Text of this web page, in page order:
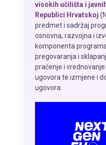
visokih učilišta i
Republici Hrvatskoj
predmet i sadržaj
osnovna, razvojna i
komponenta
pregovaranja i
praćenje i
ugovora te izmjene i
ugovora.